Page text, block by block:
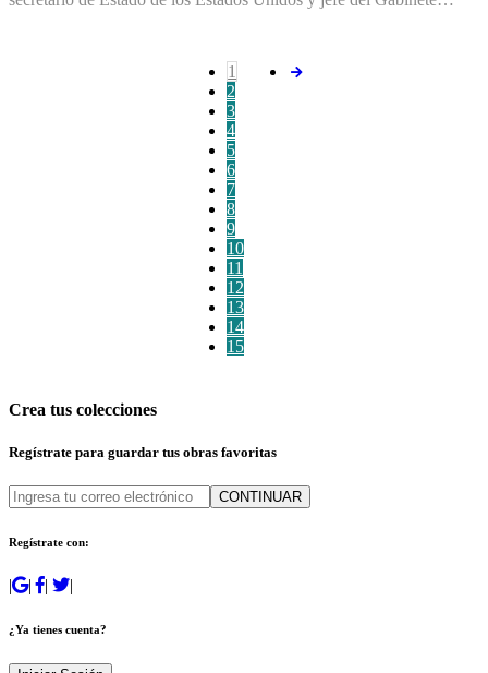
1
2
3
4
5
6
7
8
9
10
11
12
13
14
15
Crea tus colecciones
Regístrate para guardar tus obras favoritas
CONTINUAR
Regístrate con:
| | | |
¿Ya tienes cuenta?